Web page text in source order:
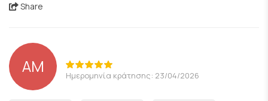
Share
AM Ημερομηνία κράτησης: 23/04/2026